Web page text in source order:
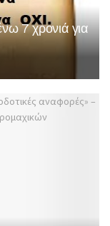
7 χρονιά για